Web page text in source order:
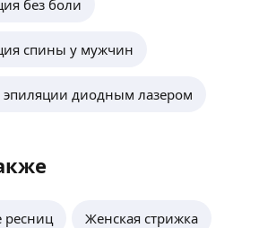
без боли
спины у мужчин
эпиляции диодным лазером
Женская стрижка